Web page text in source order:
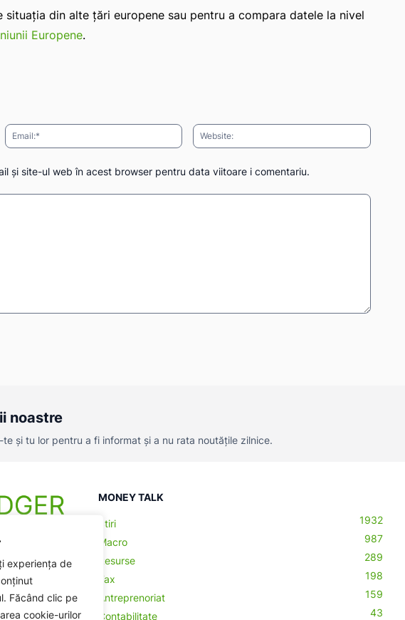
experiența de
Făcând clic pe
cookie-urilor
din alte țări europene sau pentru a compara datele la nivel
Europene.
Email:* Website:
și site-ul web în acest browser pentru data viitoare i comentariu.
noastre
și tu lor pentru a fi informat și a nu rata noutățile zilnice.
MONEY TALK
Știri
1932
Macro
987
Resurse
289
Tax
198
Antreprenoriat
159
Contabilitate
43